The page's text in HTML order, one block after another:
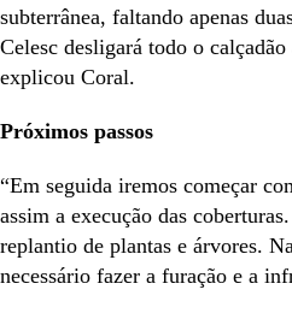
subterrânea, faltando apenas
Celesc desligará todo o
explicou Coral.
Próximos passos
“Em seguida iremos começar
assim a execução das
replantio de plantas e árvores.
necessário fazer a furação e a